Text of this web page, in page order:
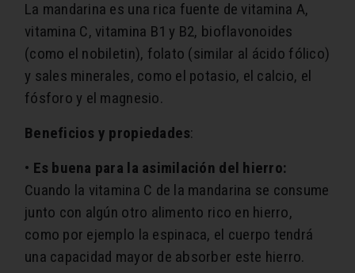
La mandarina es una rica fuente de vitamina A,
vitamina C, vitamina B1 y B2, bioflavonoides
(como el nobiletin), folato (similar al ácido fólico)
y sales minerales, como el potasio, el calcio, el
fósforo y el magnesio.
Beneficios y propiedades:
• Es buena para la asimilación del hierro:
Cuando la vitamina C de la mandarina se consume
junto con algún otro alimento rico en hierro,
como por ejemplo la espinaca, el cuerpo tendrá
una capacidad mayor de absorber este hierro.